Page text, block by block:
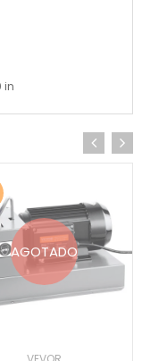
in
AGOTADO